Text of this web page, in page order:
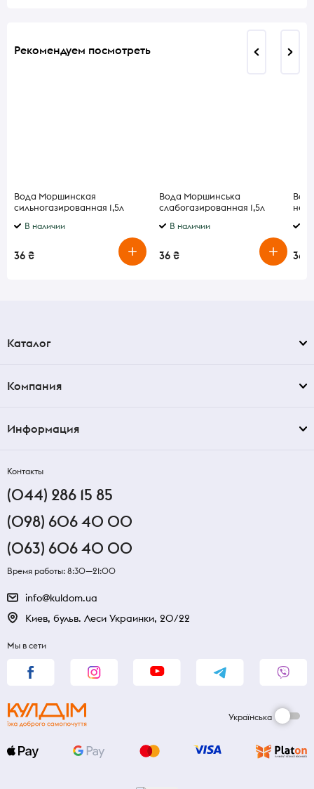
Рекомендуем посмотреть
Вода Моршинская
сильногазированная 1,5л
В наличии
36 ₴
Вода Моршинська
слабогазированная 1,5л
В наличии
36 ₴ 36 ₴
Каталог
Компания
Информация
Контакты
(044) 286 15 85
(098) 606 40 00
(063) 606 40 00
Время работы: 8:30—21:00
info@kuldom.ua
Киев, бульв. Леси Украинки, 20/22
Мы в сети
Українська